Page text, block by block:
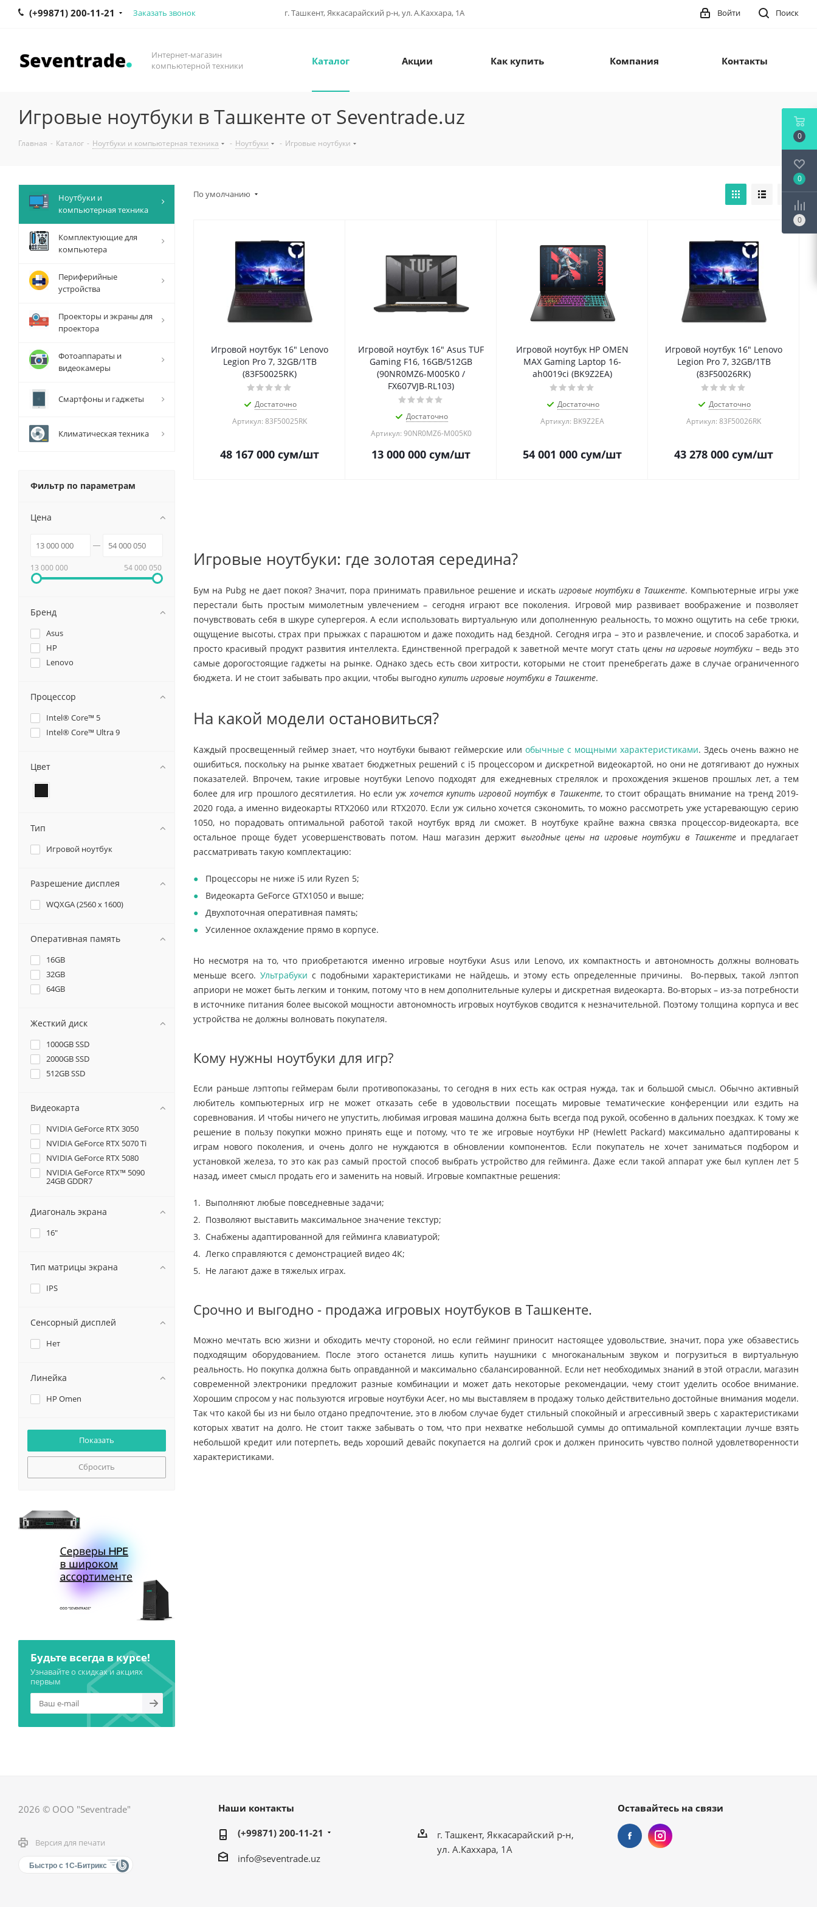
(+99871) 200-11-21 Заказать звонок г. Ташкент, Яккасарайский р-н, ул. А.Каххара, 1А Поиск
Войти
Интернет-магазин
компьютерной техники
Каталог Акции Как купить Компания Контакты
Игровые ноутбуки в Ташкенте от Seventrade.uz
Главная - Каталог - Ноутбуки и компьютерная техника - Ноутбуки - Игровые ноутбуки
По умолчанию
Игровой ноутбук 16" Lenovo
Legion Pro 7, 32GB/1TB
(83F50025RK)
Достаточно
Артикул: 83F50025RK
48 167 000 сум/шт
Игровой ноутбук 16" Asus TUF
Gaming F16, 16GB/512GB
(90NR0MZ6-M005K0 /
FX607VJB-RL103)
Достаточно
Артикул: 90NR0MZ6-M005K0
13 000 000 сум/шт
Игровой ноутбук HP OMEN
MAX Gaming Laptop 16-
ah0019ci (BK9Z2EA)
Достаточно
Артикул: BK9Z2EA
54 001 000 сум/шт
Игровой ноутбук 16" Lenovo
Legion Pro 7, 32GB/1TB
(83F50026RK)
Достаточно
Артикул: 83F50026RK
43 278 000 сум/шт
Игровые ноутбуки: где золотая середина?
Бум на Pubg не дает покоя? Значит, пора принимать правильное решение и искать игровые ноутбуки в Ташкенте. Компьютерные игры уже
перестали быть простым мимолетным увлечением – сегодня играют все поколения. Игровой мир развивает воображение и позволяет
почувствовать себя в шкуре супергероя. А если использовать виртуальную или дополненную реальность, то можно ощутить на себе трюки,
ощущение высоты, страх при прыжках с парашютом и даже походить над бездной. Сегодня игра – это и развлечение, и способ заработка, и
просто красивый продукт развития интеллекта. Единственной преградой к заветной мечте могут стать цены на игровые ноутбуки – ведь это
самые дорогостоящие гаджеты на рынке. Однако здесь есть свои хитрости, которыми не стоит пренебрегать даже в случае ограниченного
бюджета. И не стоит забывать про акции, чтобы выгодно купить игровые ноутбуки в Ташкенте.
На какой модели остановиться?
Каждый просвещенный геймер знает, что ноутбуки бывают геймерские или обычные с мощными характеристиками. Здесь очень важно не
ошибиться, поскольку на рынке хватает бюджетных решений с i5 процессором и дискретной видеокартой, но они не дотягивают до нужных
показателей. Впрочем, такие игровые ноутбуки Lenovo подходят для ежедневных стрелялок и прохождения экшенов прошлых лет, а тем
более для игр прошлого десятилетия. Но если ужхочется купить игровой ноутбук в Ташкенте, то стоит обращать внимание на тренд 2019-
2020 года, а именно видеокарты RTX2060 или RTX2070. Если уж сильно хочется сэкономить, то можно рассмотреть уже устаревающую серию
1050, но порадовать оптимальной работой такой ноутбук вряд ли сможет. В ноутбуке крайне важна связка процессор-видеокарта, все
остальное проще будет усовершенствовать потом. Наш магазин держит выгодные цены на игровые ноутбуки в Ташкентеи предлагает
рассматривать такую комплектацию:
Процессоры не ниже i5 или Ryzen 5;
Видеокарта GeForce GTX1050 и выше;
Двухпоточная оперативная память;
Усиленное охлаждение прямо в корпусе.
Но несмотря на то, что приобретаются именно игровые ноутбуки Asus или Lenovo, их компактность и автономность должны волновать
меньше всего. Ультрабуки с подобными характеристиками не найдешь, и этому есть определенные причины. Во-первых, такой лэптоп
априори не может быть легким и тонким, потому что в нем дополнительные кулеры и дискретная видеокарта. Во-вторых – из-за потребности
в источнике питания более высокой мощности автономность игровых ноутбуков сводится к незначительной. Поэтому толщина корпуса и вес
устройства не должны волновать покупателя.
Кому нужны ноутбуки для игр?
Если раньше лэптопы геймерам были противопоказаны, то сегодня в них есть как острая нужда, так и большой смысл. Обычно активный
любитель компьютерных игр не может отказать себе в удовольствии посещать мировые тематические конференции или ездить на
соревнования. И чтобы ничего не упустить, любимая игровая машина должна быть всегда под рукой, особенно в дальних поездках. К тому же
решение в пользу покупки можно принять еще и потому, что те же игровые ноутбуки HP (Hewlett Packard) максимально адаптированы к
играм нового поколения, и очень долго не нуждаются в обновлении компонентов. Если покупатель не хочет заниматься подбором и
установкой железа, то это как раз самый простой способ выбрать устройство для гейминга. Даже если такой аппарат уже был куплен лет 5
назад, имеет смысл продать его и заменить на новый. Игровые компактные решения:
Выполняют любые повседневные задачи;
Позволяют выставить максимальное значение текстур;
Снабжены адаптированной для гейминга клавиатурой;
Легко справляются с демонстрацией видео 4К;
Не лагают даже в тяжелых играх.
Срочно и выгодно - продажа игровых ноутбуков в Ташкенте.
Можно мечтать всю жизни и обходить мечту стороной, но если гейминг приносит настоящее удовольствие, значит, пора уже обзавестись
подходящим оборудованием. После этого останется лишь купить наушники с многоканальным звуком и погрузиться в виртуальную
реальность. Но покупка должна быть оправданной и максимально сбалансированной. Если нет необходимых знаний в этой отрасли, магазин
современной электроники предложит разные комбинации и может дать некоторые рекомендации, чему стоит уделить особое внимание.
Хорошим спросом у нас пользуются игровые ноутбуки Acer, но мы выставляем в продажу только действительно достойные внимания модели.
Так что какой бы из ни было отдано предпочтение, это в любом случае будет стильный спокойный и агрессивный зверь с характеристиками
которых хватит на долго. Не стоит также забывать о том, что при нехватке небольшой суммы до оптимальной комплектации лучше взять
небольшой кредит или потерпеть, ведь хороший девайс покупается на долгий срок и должен приносить чувство полной удовлетворенности
характеристиками.
Ноутбуки и
компьютерная техника
Комплектующие для
компьютера
Периферийные
устройства
Проекторы и экраны для
проектора
Фотоаппараты и
видеокамеры
Смартфоны и гаджеты
Климатическая техника
Фильтр по параметрам
Цена
13 000 000 54 000 050
Бренд
Asus
HP
Lenovo
Процессор
Intel® Core™ 5
Intel® Core™ Ultra 9
Цвет
Тип
Игровой ноутбук
Разрешение дисплея
WQXGA (2560 x 1600)
Оперативная память
16GB
32GB
64GB
Жесткий диск
1000GB SSD
2000GB SSD
512GB SSD
Видеокарта
NVIDIA GeForce RTX 3050
NVIDIA GeForce RTX 5070 Ti
NVIDIA GeForce RTX 5080
NVIDIA GeForce RTX™ 5090
24GB GDDR7
Диагональ экрана
16"
Тип матрицы экрана
IPS
Сенсорный дисплей
Нет
Линейка
HP Omen
Сбросить
Будьте всегда в курсе!
Узнавайте о скидках и акциях
первым
2026 © ООО "Seventrade"
Версия для печати
Быстро с 1С-Битрикс
Наши контакты
(+99871) 200-11-21
info@seventrade.uz
г. Ташкент, Яккасарайский р-н,
ул. А.Каххара, 1А
Оставайтесь на связи
0
0
0